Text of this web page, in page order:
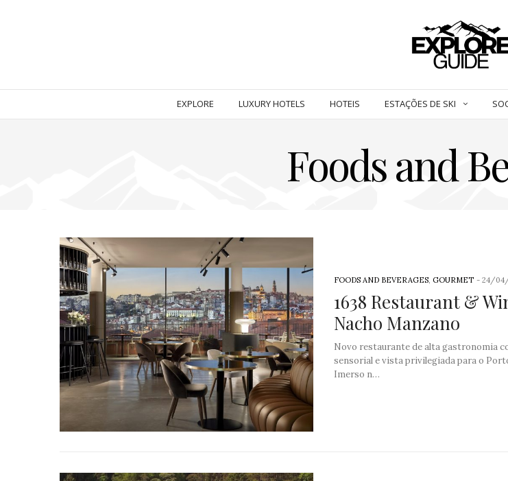
EXPLORE LUXURY HOTELS HOTEIS ESTAÇÕES DE SKI
Foods and
FOODS AND BEVERAGES, GOURMET - 24/
1638 Restaurant &
Nacho Manzano
Novo restaurante de alta gastronomia
sensorial e vista privilegiada para o
Imerso n…